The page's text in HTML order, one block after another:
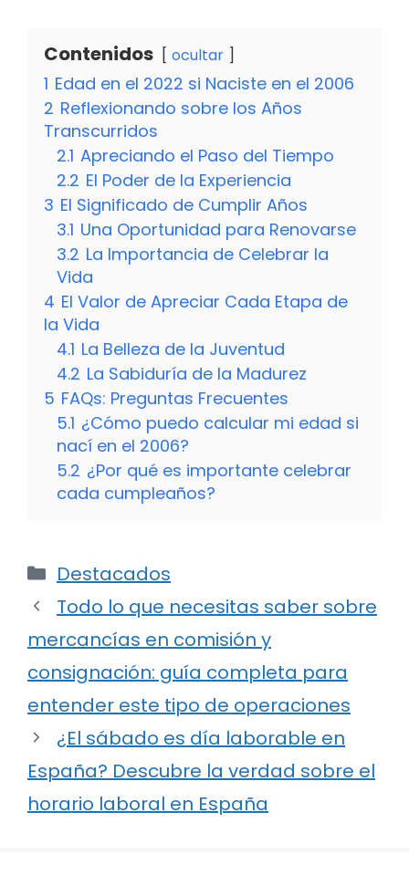
Contenidos ocultar
1 Edad en el 2022 si Naciste en el 2006
2 Reflexionando sobre los Años
Transcurridos
2.1 Apreciando el Paso del Tiempo
2.2 El Poder de la Experiencia
3 El Significado de Cumplir Años
3.1 Una Oportunidad para Renovarse
3.2 La Importancia de Celebrar la
Vida
4 El Valor de Apreciar Cada Etapa de
la Vida
4.1 La Belleza de la Juventud
4.2 La Sabiduría de la Madurez
5 FAQs: Preguntas Frecuentes
5.1 ¿Cómo puedo calcular mi edad si
nací en el 2006?
5.2 ¿Por qué es importante celebrar
cada cumpleaños?
Categorías
Destacados
Todo lo que necesitas saber sobre
mercancías en comisión y
consignación: guía completa para
entender este tipo de operaciones
¿El sábado es día laborable en
España? Descubre la verdad sobre el
horario laboral en España